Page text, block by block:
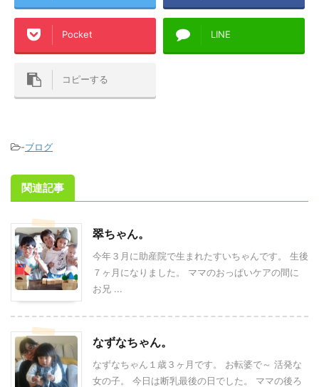
Pocket LINE
コピーする
-ブログ
関連記事
翠ちゃん。
今年３月に助産院で生まれたすいちゃんです。 生後
７ヶ月になりました。 ママのおっぱいケアの間に
お兄 ...
なずなちゃん。
なずなちゃん１歳３ヶ月です。 お転婆で～ 活発な
女の子。 今日は断乳最後の日でした。 ママの後ろ